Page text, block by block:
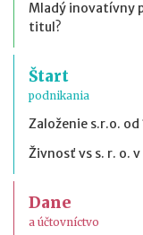
Mladý inovatívny
titul?
Štart
podnikania
Založenie s.r.o.
Živnosť vs s. r. o.
Dane
a účtovníctvo